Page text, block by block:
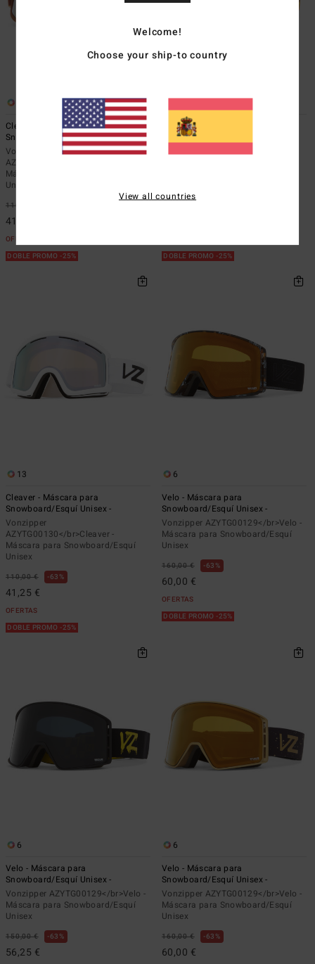
Cleaver - Máscara para
Snowboard/Esquí Unisex -
Vonzipper
AZYTG00130</br>Cleaver -
Máscara para Snowboard/Esquí
Unisex
110,00 €
41,25 €
OFERTAS
DOBLE PROMO -25%
6
Capsule - Máscara para
Snowboard/Esquí Unisex -
Vonzipper
DOBLE PROMO -25%
13
Cleaver - Máscara para
Snowboard/Esquí Unisex -
Vonzipper
AZYTG00130</br>Cleaver -
Máscara para Snowboard/Esquí
Unisex
110,00 € 63%
41,25 €
OFERTAS
DOBLE PROMO -25%
6
Velo - Máscara para
Snowboard/Esquí Unisex -
Vonzipper AZYTG00129</br>Velo -
Máscara para Snowboard/Esquí
Unisex
160,00 € 63%
60,00 €
OFERTAS
DOBLE PROMO -25%
6
Velo - Máscara para
Snowboard/Esquí Unisex -
Vonzipper AZYTG00129</br>Velo -
Máscara para Snowboard/Esquí
Unisex
150,00 € 63%
56,25 €
6
Velo - Máscara para
Snowboard/Esquí Unisex -
Vonzipper AZYTG00129</br>Velo -
Máscara para Snowboard/Esquí
Unisex
160,00 € 63%
60,00 €
Welcome!
Choose your ship-to country
View all countries